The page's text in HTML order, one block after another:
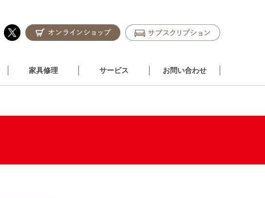
家具修理 サービス お問い合わせ